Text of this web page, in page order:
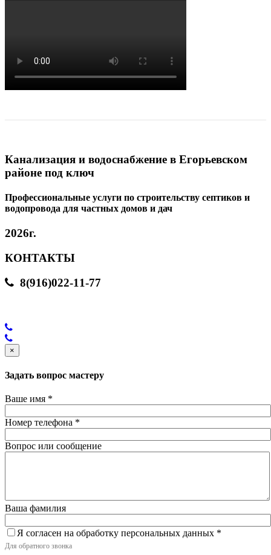
Канализация и водоснабжение в Егорьевском
районе под ключ
Профессиональные услуги по строительству септиков и
водопровода для частных домов и дач
2026г.
КОНТАКТЫ
8(916)022-11-77
×
Задать вопрос мастеру
Ваше имя *
Номер телефона *
Вопрос или сообщение
Ваша фамилия
Я согласен на обработку персональных данных *
Для обратного звонка